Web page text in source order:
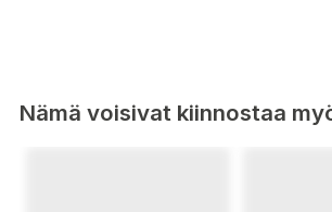
Nämä voisivat kiinnostaa